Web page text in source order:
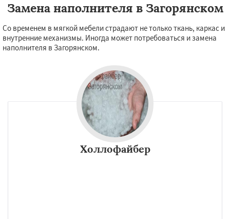
Замена наполнителя в Загорянском
Со временем в мягкой мебели страдают не только ткань, каркас и
внутренние механизмы. Иногда может потребоваться и замена
наполнителя в Загорянском.
Холлофайбер